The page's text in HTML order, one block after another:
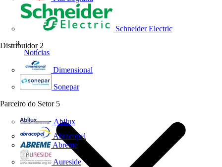
Schneider Electric
Distribuidor 2
Dimensional
Sonepar
Parceiro do Setor 5
Abilux
Abracopel
Abreme
Aureside
Notícias